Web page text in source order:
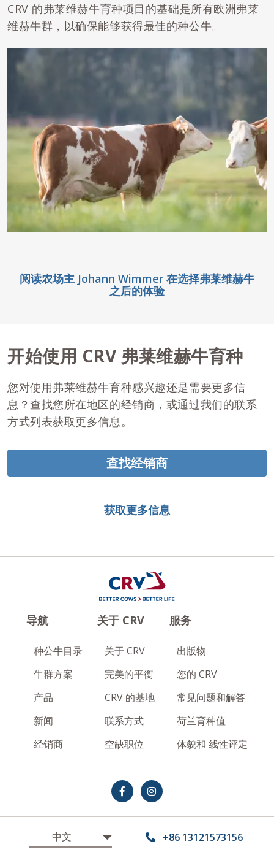
+86 13121573156
CRV 的弗莱维赫牛育种项目的基础是所有欧洲弗莱
维赫牛群，以确保能够获得最佳的种公牛。
阅读农场主 Johann Wimmer 在选择弗莱维赫牛
之后的体验
开始使用 CRV 弗莱维赫牛育种
您对使用弗莱维赫牛育种感兴趣还是需要更多信
息？查找您所在地区的经销商，或通过我们的联系
方式列表获取更多信息。
查找经销商
获取更多信息
导航
种公牛目录
牛群方案
产品
新闻
经销商
关于 CRV
关于 CRV
完美的平衡
CRV 的基地
联系方式
空缺职位
服务
出版物
您的 CRV
常见问题和解答
荷兰育种值
体貌和 线性评定